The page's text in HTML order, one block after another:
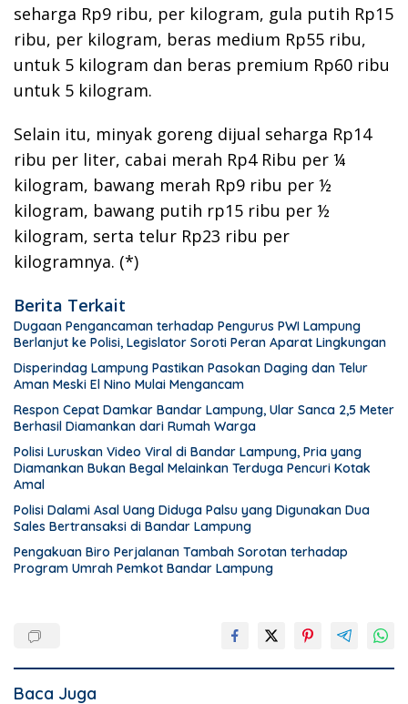
seharga Rp9 ribu, per kilogram, gula putih Rp15
ribu, per kilogram, beras medium Rp55 ribu,
untuk 5 kilogram dan beras premium Rp60 ribu
untuk 5 kilogram.
Selain itu, minyak goreng dijual seharga Rp14
ribu per liter, cabai merah Rp4 Ribu per ¼
kilogram, bawang merah Rp9 ribu per ½
kilogram, bawang putih rp15 ribu per ½
kilogram, serta telur Rp23 ribu per
kilogramnya. (*)
Berita Terkait
Dugaan Pengancaman terhadap Pengurus PWI Lampung
Berlanjut ke Polisi, Legislator Soroti Peran Aparat Lingkungan
Disperindag Lampung Pastikan Pasokan Daging dan Telur
Aman Meski El Nino Mulai Mengancam
Respon Cepat Damkar Bandar Lampung, Ular Sanca 2,5 Meter
Berhasil Diamankan dari Rumah Warga
Polisi Luruskan Video Viral di Bandar Lampung, Pria yang
Diamankan Bukan Begal Melainkan Terduga Pencuri Kotak
Amal
Polisi Dalami Asal Uang Diduga Palsu yang Digunakan Dua
Sales Bertransaksi di Bandar Lampung
Pengakuan Biro Perjalanan Tambah Sorotan terhadap
Program Umrah Pemkot Bandar Lampung
Baca Juga